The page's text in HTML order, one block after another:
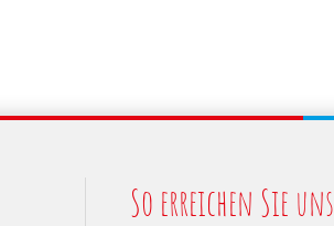
So erreichen Sie uns